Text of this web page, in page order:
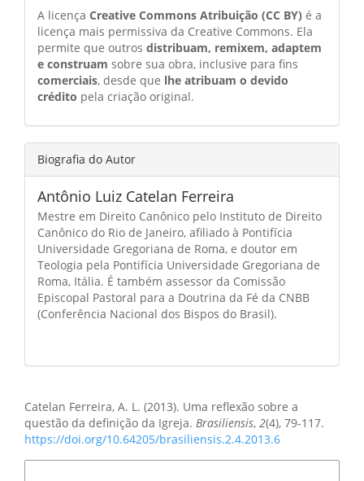
A licença Creative Commons Atribuição (CC BY) é a
licença mais permissiva da Creative Commons. Ela
permite que outros distribuam, remixem, adaptem
e construam sobre sua obra, inclusive para fins
comerciais, desde que lhe atribuam o devido
crédito pela criação original.
Biografia do Autor
Antônio Luiz Catelan Ferreira
Mestre em Direito Canônico pelo Instituto de Direito
Canônico do Rio de Janeiro, afiliado à Pontifícia
Universidade Gregoriana de Roma, e doutor em
Teologia pela Pontifícia Universidade Gregoriana de
Roma, Itália. É também assessor da Comissão
Episcopal Pastoral para a Doutrina da Fé da CNBB
(Conferência Nacional dos Bispos do Brasil).
Catelan Ferreira, A. L. (2013). Uma reflexão sobre a
questão da definição da Igreja. Brasiliensis, 2(4), 79-117.
https://doi.org/10.64205/brasiliensis.2.4.2013.6